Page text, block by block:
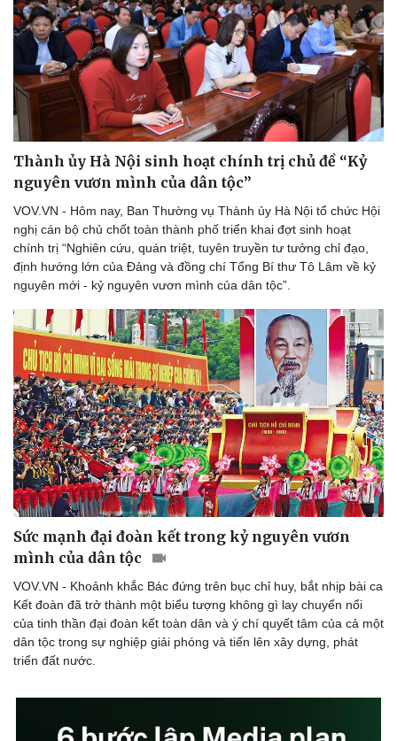
Thể thao
Bóng đá
Lịch thi đấu bóng đá
Thế giới thể thao
eSports
Hậu trường
Ô tô - Xe máy
Ô tô
Xe máy
Tư vấn
Thành ủy Hà Nội sinh hoạt chính trị chủ đề “Kỷ
nguyên vươn mình của dân tộc”
VOV.VN - Hôm nay, Ban Thường vụ Thành ủy Hà Nội tổ chức Hội
nghị cán bộ chủ chốt toàn thành phố triển khai đợt sinh hoạt
chính trị “Nghiên cứu, quán triệt, tuyên truyền tư tưởng chỉ đạo,
định hướng lớn của Đảng và đồng chí Tổng Bí thư Tô Lâm về kỷ
nguyên mới - kỷ nguyên vươn mình của dân tộc”.
Sức mạnh đại đoàn kết trong kỷ nguyên vươn
mình của dân tộc
VOV.VN - Khoảnh khắc Bác đứng trên bục chỉ huy, bắt nhịp bài ca
Kết đoàn đã trở thành một biểu tượng không gì lay chuyển nổi
của tinh thần đại đoàn kết toàn dân và ý chí quyết tâm của cả một
dân tộc trong sự nghiệp giải phóng và tiến lên xây dựng, phát
triển đất nước.